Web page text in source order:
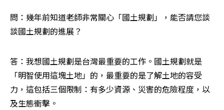
問：幾年前知道老師非常關心「國土規劃」，能否請您談
談國土規劃的進展？
答：我想國土規劃是台灣最重要的工作。國土規劃就是
「明智使用這塊土地」的，最重要的是了解土地的容受
力，這包括三個限制：有多少資源、災害的危險程度，以
及生態衝擊。